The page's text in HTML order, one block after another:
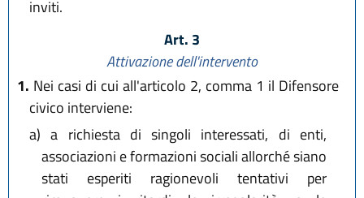
inviti.
Art. 3
Attivazione dell'intervento
1. Nei casi di cui all'articolo 2, comma 1 il Difensore
civico interviene:
a) a richiesta di singoli interessati, di enti,
associazioni e formazioni sociali allorché siano
stati esperiti ragionevoli tentativi per